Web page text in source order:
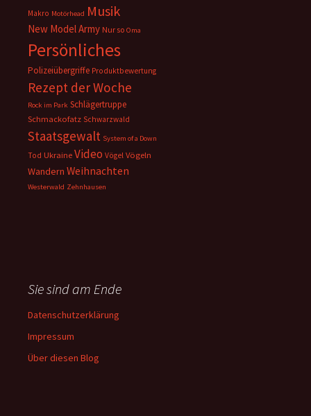
Makro Motörhead Musik
New Model Army Nur so Oma
Persönliches
Polizeiübergriffe Produktbewertung
Rezept der Woche
Rock im Park Schlägertruppe
Schmackofatz Schwarzwald
Staatsgewalt System of a Down
Tod Ukraine Video Vögel Vögeln
Wandern Weihnachten
Westerwald Zehnhausen
Sie sind am Ende
Datenschutzerklärung
Impressum
Über diesen Blog